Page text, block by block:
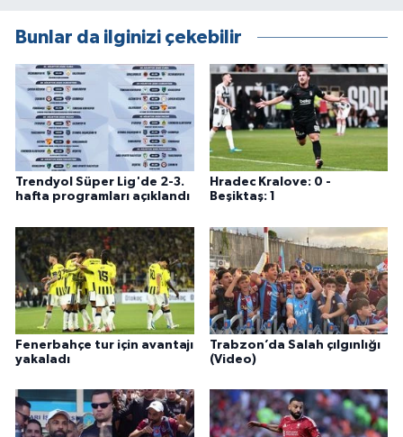
Bunlar da ilginizi çekebilir
Trendyol Süper Lig'de 2-3.
hafta programları açıklandı
Hradec Kralove: 0 -
Beşiktaş: 1
Fenerbahçe tur için avantajı
yakaladı
Trabzon’da Salah çılgınlığı
(Video)